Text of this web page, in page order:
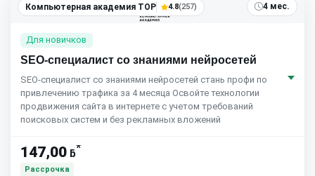
Компьютерная академия TOP 4.8(257) 4 мес.
Для новичков
SEO-специалист со знаниями нейросетей
SEO-специалист со знаниями нейросетей стань профи по
привлечению трафика за 4 месяца Освойте технологии
продвижения сайта в интернете с учетом требований
поисковых систем и без рекламных вложений
147,00 ƃ*
Рассрочка